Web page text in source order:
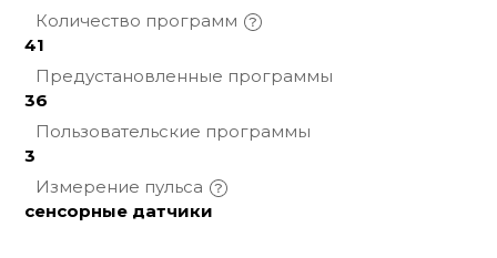
Количество программ
41
Предустановленные программы
36
Пользовательские программы
3
Измерение пульса
сенсорные датчики